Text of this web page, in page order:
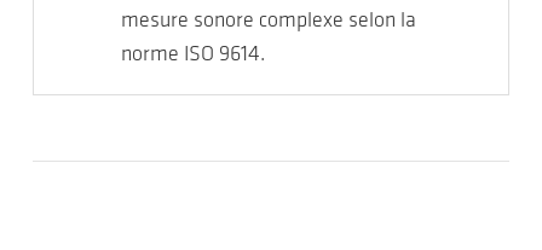
mesure sonore complexe selon la
norme ISO 9614.